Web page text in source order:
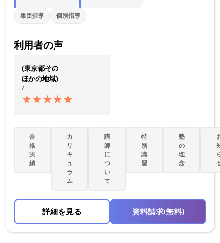
集団指導 個別指導
利用者の声
(東京都その
ほかの地域)
/
★★★★★
合
格
実
績
カ
リ
キ
ュ
ラ
ム
講
師
に
つ
い
て
特
別
講
習
塾
の
理
念
詳細を見る 資料請求(無料)